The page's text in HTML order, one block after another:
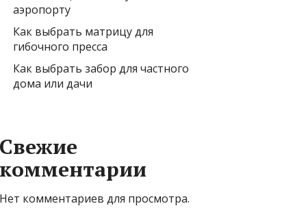
аэропорту
Как выбрать матрицу для
гибочного пресса
Как выбрать забор для частного
дома или дачи
Свежие
комментарии
Нет комментариев для просмотра.